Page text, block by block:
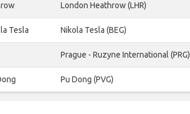
London Heathrow (LHR)
Tesla Nikola Tesla (BEG)
Prague - Ruzyne International (PRG)
Pu Dong (PVG)